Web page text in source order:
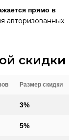
прямо в
авторизованных
скидки
Размер скидки
3%
5%